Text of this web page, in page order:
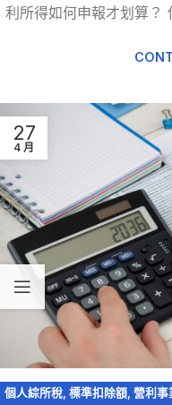
利所得如何申報才划算？
27
4 月
個人綜所稅, 標準扣除額, 營利事